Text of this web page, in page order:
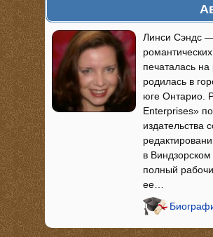
Линси Сэндс
печаталась
родилась в
юге Онтарио.
Enterprises»
издательства
в
полный
ее…